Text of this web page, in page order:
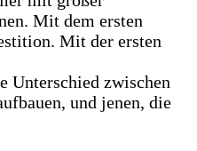
Mit dem ersten
Mit der ersten
Unterschied zwischen
und jenen, die